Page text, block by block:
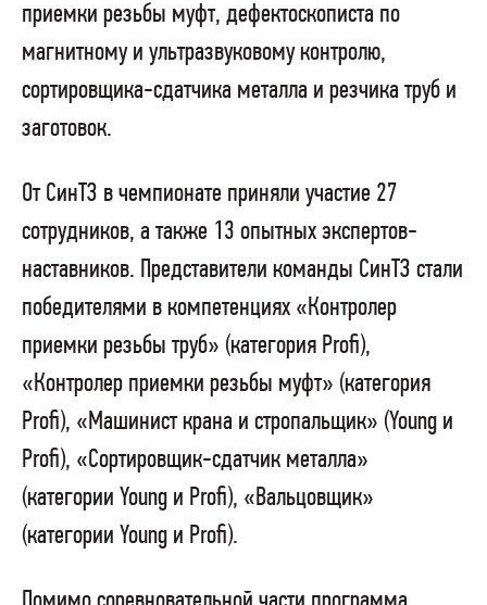
приемки резьбы муфт, дефектоскописта по
магнитному и ультразвуковому контролю,
сортировщика-сдатчика металла и резчика труб и
заготовок.
От СинТЗ в чемпионате приняли участие 27
сотрудников, а также 13 опытных экспертов-
наставников. Представители команды СинТЗ стали
победителями в компетенциях «Контролер
приемки резьбы труб» (категория Profi),
«Контролер приемки резьбы муфт» (категория
Profi), «Машинист крана и стропальщик» (Young и
Profi), «Сортировщик-сдатчик металла»
(категории Young и Profi), «Вальцовщик»
(категории Young и Profi).